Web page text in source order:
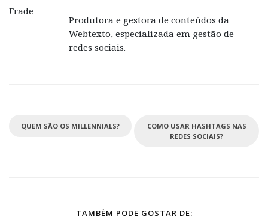
Produtora e gestora de conteúdos da
Webtexto, especializada em gestão de
redes sociais.
QUEM SÃO OS MILLENNIALS?
COMO USAR HASHTAGS NAS
REDES SOCIAIS?
TAMBÉM PODE GOSTAR DE: